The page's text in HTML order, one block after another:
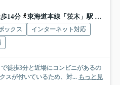
14分
東海道本線「茨木」駅 徒歩28分
ックス
インターネット対応
徒歩3分と近場にコンビニがあるの
スが付いているため、対... もっと見